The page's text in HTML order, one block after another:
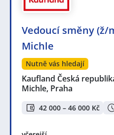
Vedoucí směny (ž/
Michle
Nutně vás hledají
Kaufland Česká
Michle, Praha
42 000 – 46 000 Kč